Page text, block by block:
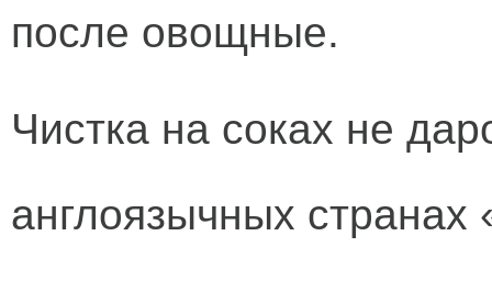
после овощные.
Чистка на соках не
англоязычных странах